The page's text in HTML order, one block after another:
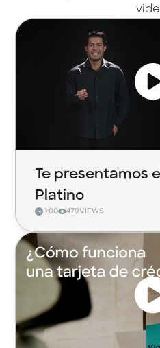
Te presentamos
Platino
3:00 479VIEWS